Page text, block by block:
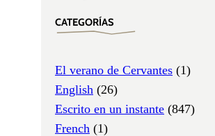
CATEGORÍAS
El verano de Cervantes (1)
English (26)
Escrito en un instante (847)
French (1)